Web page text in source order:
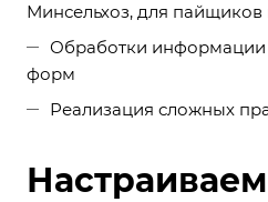
Минсельхоз, для пайщиков
Обработки информации
форм
Реализация сложных
Настраиваем